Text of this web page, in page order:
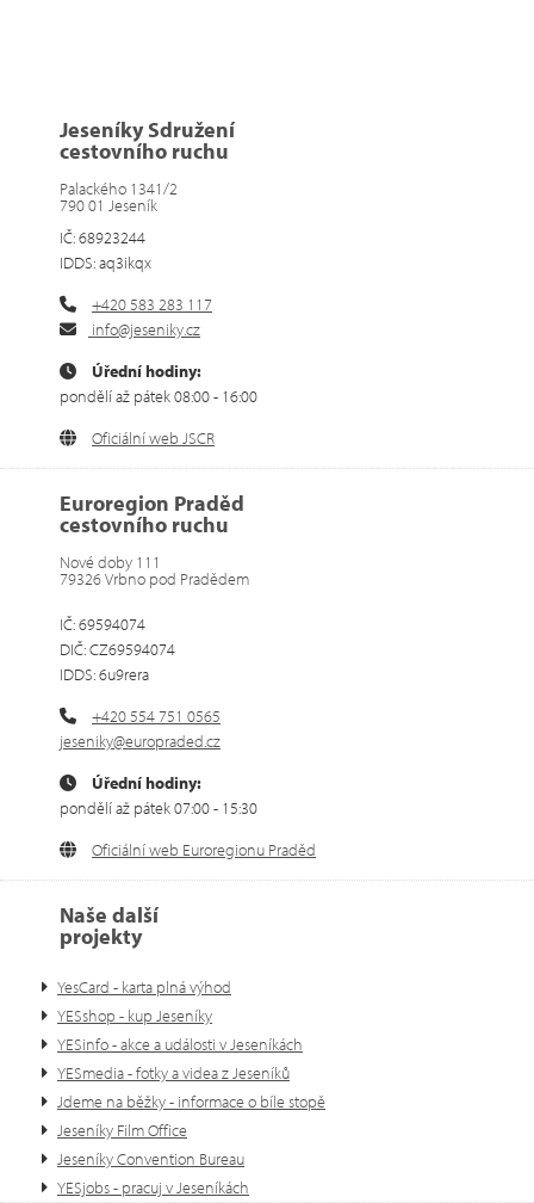
Jeseníky Sdružení
cestovního ruchu
Palackého 1341/2
790 01 Jeseník
IČ: 68923244
IDDS: aq3ikqx
+420 583 283 117
info@jeseniky.cz
Úřední hodiny:
pondělí až pátek 08:00 - 16:00
Oficiální web JSCR
Euroregion Praděd
cestovního ruchu
Nové doby 111
79326 Vrbno pod Pradědem
IČ: 69594074
DIČ: CZ69594074
IDDS: 6u9rera
+420 554 751 0565
jeseniky@europraded.cz
Úřední hodiny:
pondělí až pátek 07:00 - 15:30
Oficiální web Euroregionu Praděd
Naše další
projekty
YesCard - karta plná výhod
YESshop - kup Jeseníky
YESinfo - akce a události v Jeseníkách
YESmedia - fotky a videa z Jeseníků
Jdeme na běžky - informace o bíle stopě
Jeseníky Film Office
Jeseníky Convention Bureau
YESjobs - pracuj v Jeseníkách